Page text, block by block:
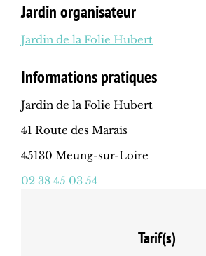
Jardin organisateur
Jardin de la Folie Hubert
Informations pratiques
Jardin de la Folie Hubert
41 Route des Marais
45130 Meung-sur-Loire
02 38 45 03 54
Tarif(s)